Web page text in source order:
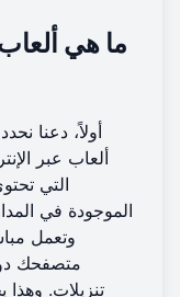
ما هي
أولاً، دعنا
ألعاب عبر
التي
الموجودة في
متصفحك
تنزيلات. وهذا